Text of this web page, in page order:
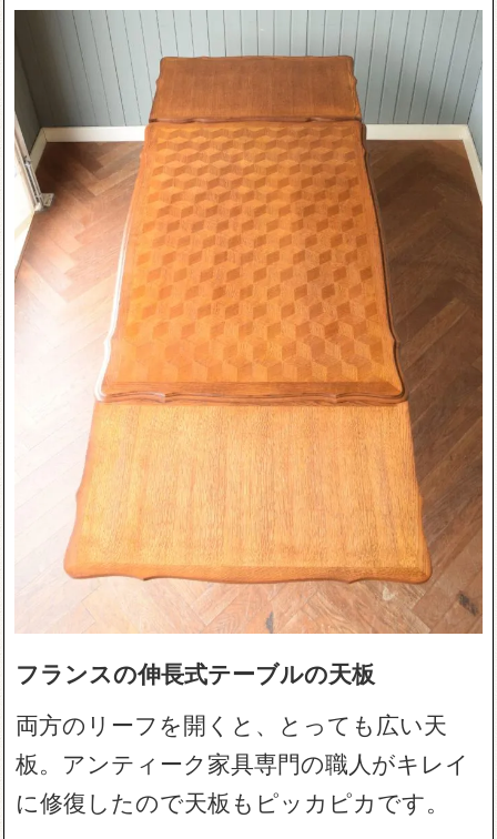
フランスの伸長式テーブルの天板
両方のリーフを開くと、とっても広い天
板。アンティーク家具専門の職人がキレイ
に修復したので天板もピッカピカです。